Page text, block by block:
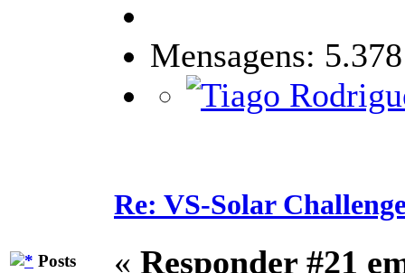
Posts
Mensagens: 5.378
Re: VS-Solar
« Responder #21